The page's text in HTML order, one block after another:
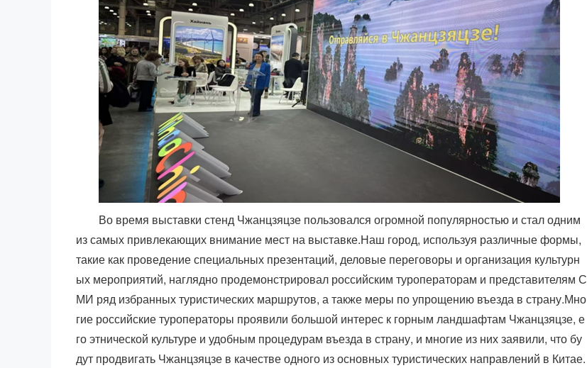
Во время выставки стенд Чжанцзяцзе пользовался огромной популярностью и стал одним
из самых привлекающих внимание мест на выставке.Наш город, используя различные формы,
такие как проведение специальных презентаций, деловые переговоры и организация культурн
ых мероприятий, наглядно продемонстрировал российским туроператорам и представителям С
МИ ряд избранных туристических маршрутов, а также меры по упрощению въезда в страну.Мно
гие российские туроператоры проявили большой интерес к горным ландшафтам Чжанцзяцзе, е
го этнической культуре и удобным процедурам въезда в страну, и многие из них заявили, что бу
дут продвигать Чжанцзяцзе в качестве одного из основных туристических направлений в Китае.